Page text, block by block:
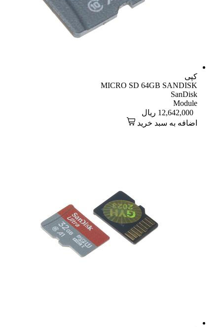
کپی
MICRO SD 64GB SANDISK
SanDisk
Module
12,642,000 ریال
اضافه به سبد خرید